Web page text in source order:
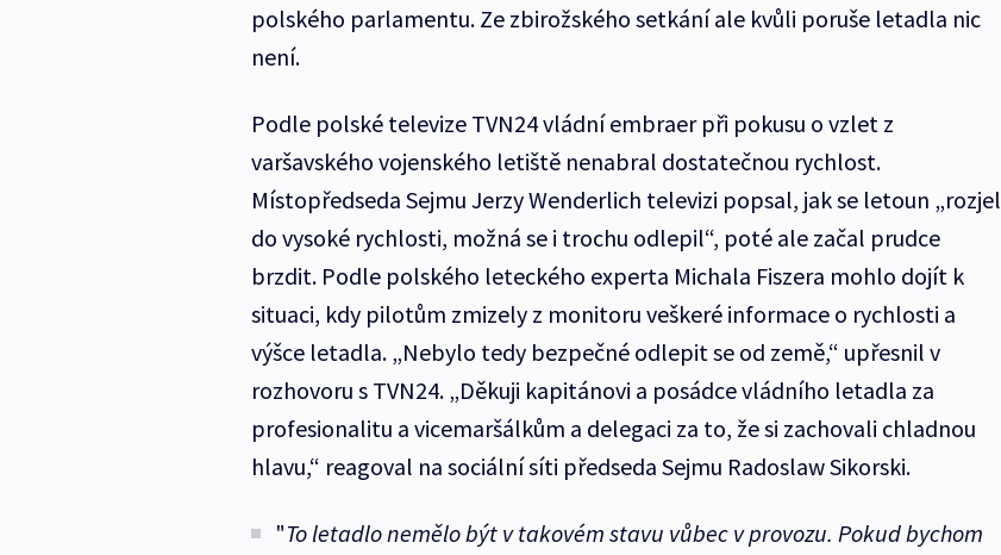
polského parlamentu. Ze zbirožského setkání ale kvůli poruše letadla nic
není.
Podle polské televize TVN24 vládní embraer při pokusu o vzlet z
varšavského vojenského letiště nenabral dostatečnou rychlost.
Místopředseda Sejmu Jerzy Wenderlich televizi popsal, jak se letoun „rozjel
do vysoké rychlosti, možná se i trochu odlepil“, poté ale začal prudce
brzdit. Podle polského leteckého experta Michala Fiszera mohlo dojít k
situaci, kdy pilotům zmizely z monitoru veškeré informace o rychlosti a
výšce letadla. „Nebylo tedy bezpečné odlepit se od země,“ upřesnil v
rozhovoru s TVN24. „Děkuji kapitánovi a posádce vládního letadla za
profesionalitu a vicemaršálkům a delegaci za to, že si zachovali chladnou
hlavu,“ reagoval na sociální síti předseda Sejmu Radoslaw Sikorski.
"To letadlo nemělo být v takovém stavu vůbec v provozu. Pokud bychom